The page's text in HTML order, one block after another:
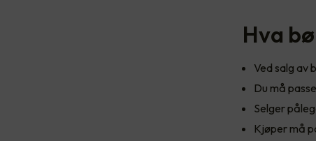
Hva
Ved salg av
Du må
Selger
Kjøper må